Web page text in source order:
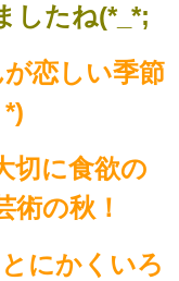
したね(*_*;
恋しい季節
切に食欲の
術の秋！
とにかくいろ